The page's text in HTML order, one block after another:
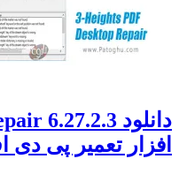
افزار تعمیر پی دی